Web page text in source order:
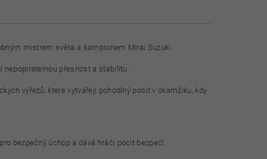
mistrem světa a šampionem Mirai Suzuki.
nepopiratelnou přesnost a stabilitu.
výřezů, které vytvářejí pohodlný pocit v okamžiku, kdy
bezpečný úchop a dává hráči pocit bezpečí.